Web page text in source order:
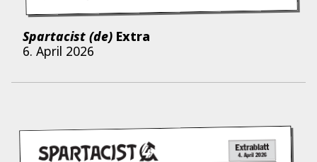
Spartacist (de) Extra
6. April 2026